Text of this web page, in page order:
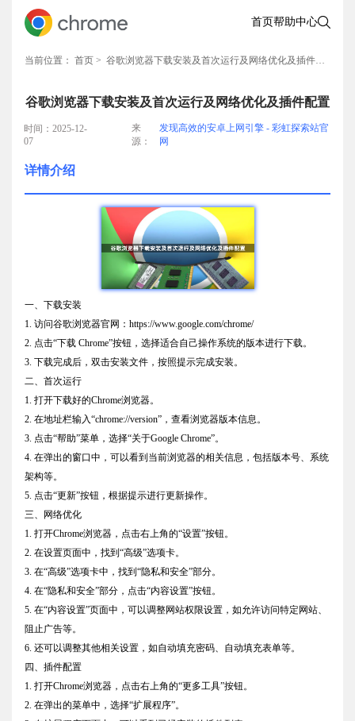
首页帮助中心
当前位置： 首页 > 谷歌浏览器下载安装及首次运行及网络优化及插件配置
谷歌浏览器下载安装及首次运行及网络优化及插件配置
时间：2025-12-
07
来
源：
发现高效的安卓上网引擎 - 彩虹探索站官
网
详情介绍
一、下载安装
1. 访问谷歌浏览器官网：https://www.google.com/chrome/
2. 点击“下载 Chrome”按钮，选择适合自己操作系统的版本进行下载。
3. 下载完成后，双击安装文件，按照提示完成安装。
二、首次运行
1. 打开下载好的Chrome浏览器。
2. 在地址栏输入“chrome://version”，查看浏览器版本信息。
3. 点击“帮助”菜单，选择“关于Google Chrome”。
4. 在弹出的窗口中，可以看到当前浏览器的相关信息，包括版本号、系统
架构等。
5. 点击“更新”按钮，根据提示进行更新操作。
三、网络优化
1. 打开Chrome浏览器，点击右上角的“设置”按钮。
2. 在设置页面中，找到“高级”选项卡。
3. 在“高级”选项卡中，找到“隐私和安全”部分。
4. 在“隐私和安全”部分，点击“内容设置”按钮。
5. 在“内容设置”页面中，可以调整网站权限设置，如允许访问特定网站、
阻止广告等。
6. 还可以调整其他相关设置，如自动填充密码、自动填充表单等。
四、插件配置
1. 打开Chrome浏览器，点击右上角的“更多工具”按钮。
2. 在弹出的菜单中，选择“扩展程序”。